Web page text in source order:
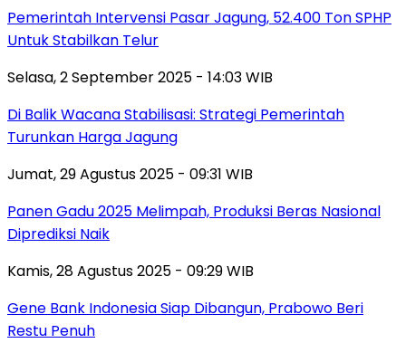
Pemerintah Intervensi Pasar Jagung, 52.400 Ton SPHP
Untuk Stabilkan Telur
Selasa, 2 September 2025 - 14:03 WIB
Di Balik Wacana Stabilisasi: Strategi Pemerintah
Turunkan Harga Jagung
Jumat, 29 Agustus 2025 - 09:31 WIB
Panen Gadu 2025 Melimpah, Produksi Beras Nasional
Diprediksi Naik
Kamis, 28 Agustus 2025 - 09:29 WIB
Gene Bank Indonesia Siap Dibangun, Prabowo Beri
Restu Penuh